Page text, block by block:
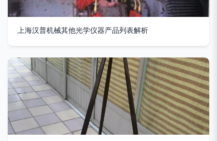
上海汉普机械其他光学仪器产品列表解析